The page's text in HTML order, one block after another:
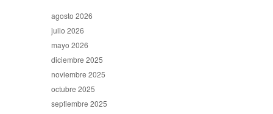
agosto 2026
julio 2026
mayo 2026
diciembre 2025
noviembre 2025
octubre 2025
septiembre 2025